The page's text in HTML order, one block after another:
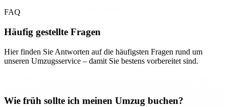
FAQ
Häufig gestellte Fragen
Hier finden Sie Antworten auf die häufigsten Fragen rund um
unseren Umzugsservice – damit Sie bestens vorbereitet sind.
Wie früh sollte ich meinen Umzug buchen?